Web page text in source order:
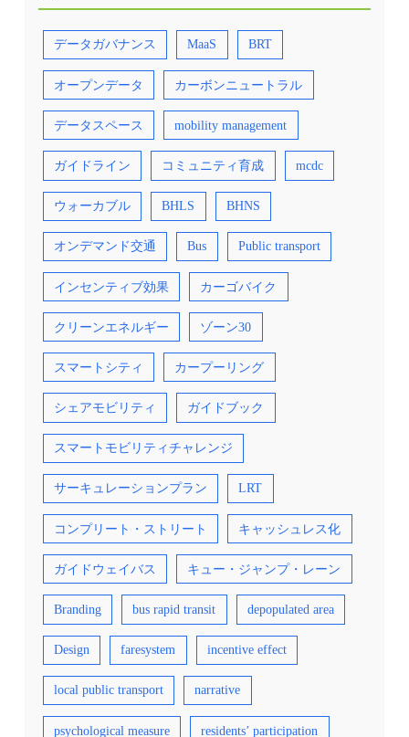
データガバナンス MaaS BRT
オープンデータ カーボンニュートラル
データスペース mobility management
ガイドライン コミュニティ育成 mcdc
ウォーカブル BHLS BHNS
オンデマンド交通 Bus Public transport
インセンティブ効果 カーゴバイク
クリーンエネルギー ゾーン30
スマートシティ カープーリング
シェアモビリティ ガイドブック
スマートモビリティチャレンジ
サーキュレーションプラン LRT
コンプリート・ストリート キャッシュレス化
ガイドウェイバス キュー・ジャンプ・レーン
Branding bus rapid transit depopulated area
Design faresystem incentive effect
local public transport narrative
psychological measure residents’ participation